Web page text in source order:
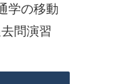
学の移動
問演習